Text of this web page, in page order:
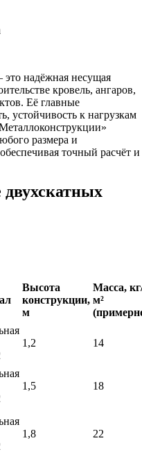
это надёжная несущая
кровель, ангаров,
Её главные
устойчивость к нагрузкам
размера и
точный расчёт и
Высота
конструкции,
м
Масса,
м²
1,2 14
1,5 18
1,8 22